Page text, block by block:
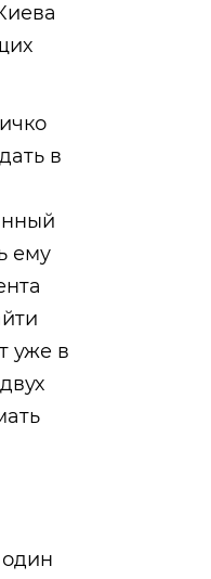
в
ему
уже в